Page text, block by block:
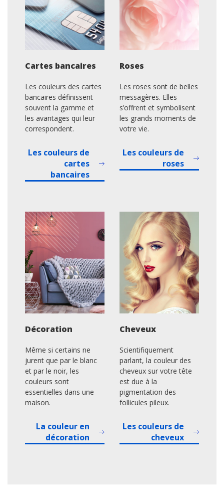
Cartes bancaires
Les couleurs des cartes
bancaires définissent
souvent la gamme et
les avantages qui leur
correspondent.
Les couleurs de
cartes
bancaires
Roses
Les roses sont de belles
messagères. Elles
s’offrent et symbolisent
les grands moments de
votre vie.
Les couleurs de
roses
Décoration
Même si certains ne
jurent que par le blanc
et par le noir, les
couleurs sont
essentielles dans une
maison.
La couleur en
décoration
Cheveux
Scientifiquement
parlant, la couleur des
cheveux sur votre tête
est due à la
pigmentation des
follicules pileux.
Les couleurs de
cheveux